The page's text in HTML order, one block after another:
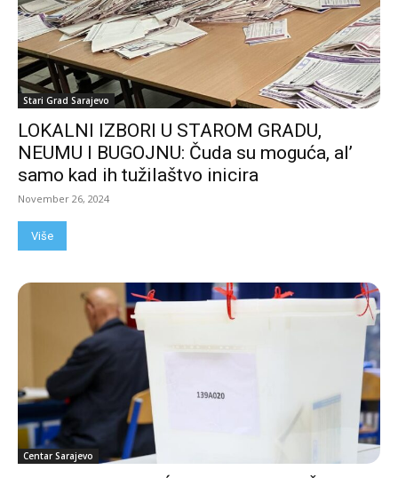
Stari Grad Sarajevo
LOKALNI IZBORI U STAROM GRADU,
NEUMU I BUGOJNU: Čuda su moguća, al’
samo kad ih tužilaštvo inicira
November 26, 2024
Više
Centar Sarajevo